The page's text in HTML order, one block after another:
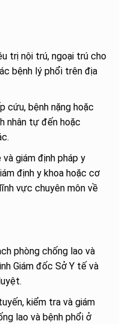
trị nội trú, ngoại trú cho
bệnh lý phổi trên địa
cứu, bệnh nặng hoặc
nhân tự đến hoặc
giám định pháp y
định y khoa hoặc cơ
vực chuyên môn về
phòng chống lao và
Giám đốc Sở Y tế và
kiểm tra và giám
lao và bệnh phổi ở